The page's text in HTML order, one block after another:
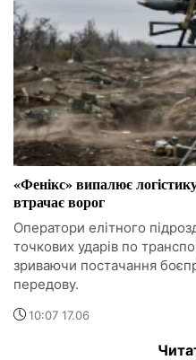
«Фенікс» випалює
втрачає ворог
Оператори елітного
точкових ударів по
зриваючи постачання
передову.
10:07 17.06